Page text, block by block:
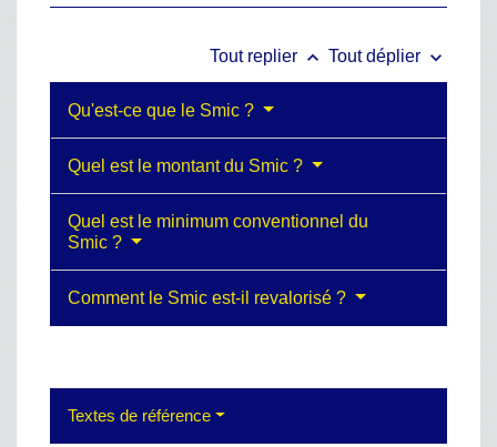
Tout replier keyboard_arrow_up Tout déplier keyboard_arrow_down
Qu'est-ce que le Smic ?
Quel est le montant du Smic ?
Quel est le minimum conventionnel du
Smic ?
Comment le Smic est-il revalorisé ?
Textes de référence